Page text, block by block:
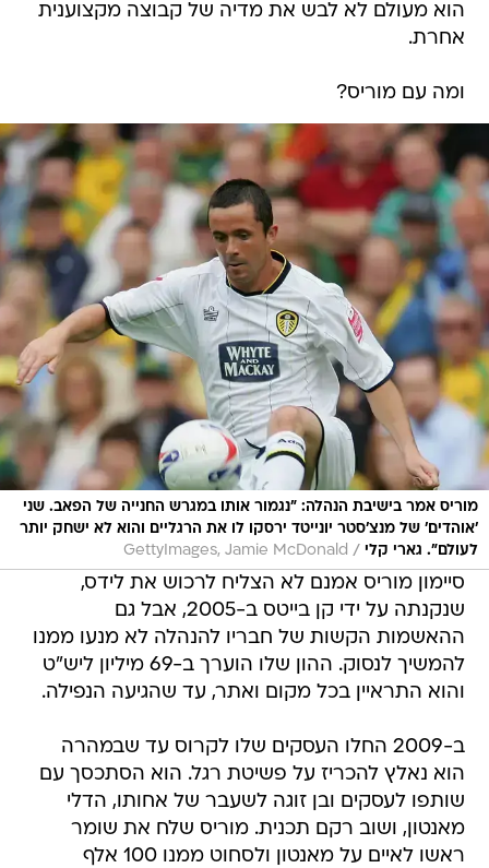
הוא מעולם לא לבש את מדיה של קבוצה מקצוענית
אחרת.
ומה עם מוריס?
מוריס אמר בישיבת הנהלה: "נגמור אותו במגרש החנייה של הפאב. שני
'אוהדים' של מנצ'סטר יונייטד ירסקו לו את הרגליים והוא לא ישחק יותר
לעולם". גארי קלי /
GettyImages, Jamie McDonald
סיימון מוריס אמנם לא הצליח לרכוש את לידס,
שנקנתה על ידי קן בייטס ב-2005, אבל גם
ההאשמות הקשות של חבריו להנהלה לא מנעו ממנו
להמשיך לנסוק. ההון שלו הוערך ב-69 מיליון ליש"ט
והוא התראיין בכל מקום ואתר, עד שהגיעה הנפילה.
ב-2009 החלו העסקים שלו לקרוס עד שבמהרה
הוא נאלץ להכריז על פשיטת רגל. הוא הסתכסך עם
שותפו לעסקים ובן זוגה לשעבר של אחותו, הדלי
מאנטון, ושוב רקם תכנית. מוריס שלח את שומר
ראשו לאיים על מאנטון ולסחוט ממנו 100 אלף